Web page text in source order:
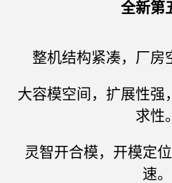
全新第
整机结构紧凑，厂房
大容模空间，扩展性强
求性。
灵智开合模，开模定
速。